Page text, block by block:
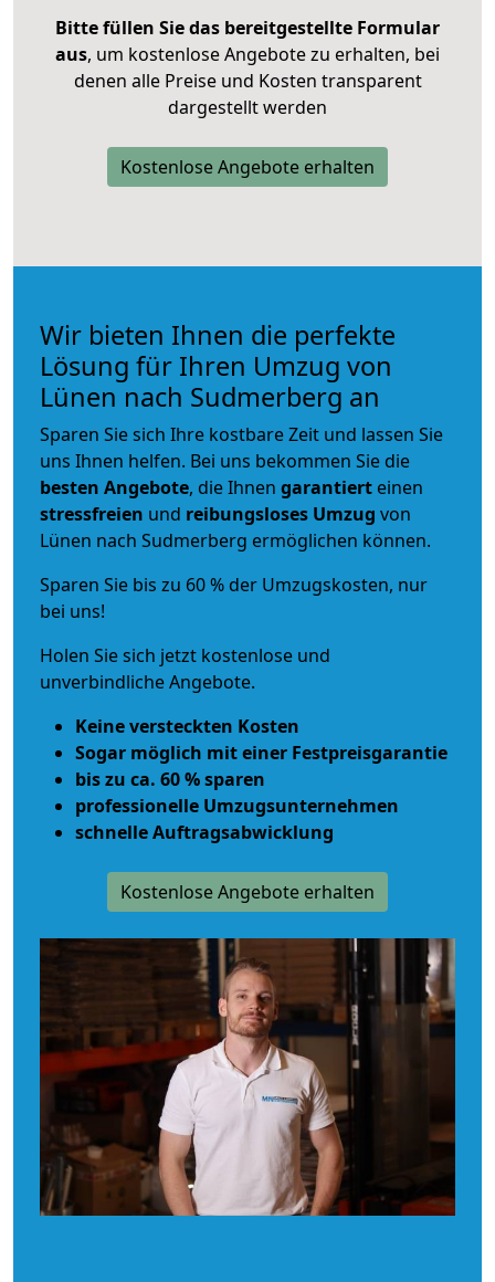
Bitte füllen Sie das bereitgestellte Formular
aus, um kostenlose Angebote zu erhalten, bei
denen alle Preise und Kosten transparent
dargestellt werden
Kostenlose Angebote erhalten
Wir bieten Ihnen die perfekte
Lösung für Ihren Umzug von
Lünen nach Sudmerberg an
Sparen Sie sich Ihre kostbare Zeit und lassen Sie
uns Ihnen helfen. Bei uns bekommen Sie die
besten Angebote, die Ihnen garantiert einen
stressfreien und reibungsloses Umzug von
Lünen nach Sudmerberg ermöglichen können.
Sparen Sie bis zu 60 % der Umzugskosten, nur
bei uns!
Holen Sie sich jetzt kostenlose und
unverbindliche Angebote.
Keine versteckten Kosten
Sogar möglich mit einer Festpreisgarantie
bis zu ca. 60 % sparen
professionelle Umzugsunternehmen
schnelle Auftragsabwicklung
Kostenlose Angebote erhalten